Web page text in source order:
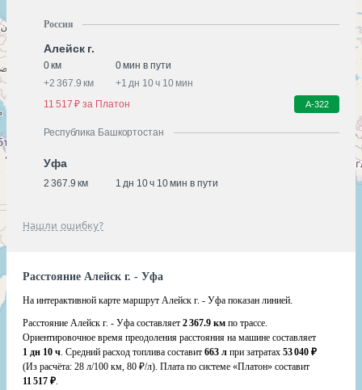
Россия
Алейск г.
0 км
0 мин в пути
+2 367.9 км +1 дн 10 ч 10 мин
11 517 ₽ за Платон
А-322
Республика Башкортостан
Уфа
2 367.9 км 1 дн 10 ч 10 мин в пути
Нашли ошибку?
Расстояние Алейск г. - Уфа
На интерактивной карте маршрут Алейск г. - Уфа показан линией.
Расстояние Алейск г. - Уфа составляет 2 367.9 км по трассе.
Ориентировочное время преодоления расстояния на машине составляет
1 дн 10 ч. Средний расход топлива составит 663 л при затратах 53 040 ₽
(Из расчёта: 28 л/100 км, 80 ₽/л). Плата по системе «Платон» составит
11 517 ₽.